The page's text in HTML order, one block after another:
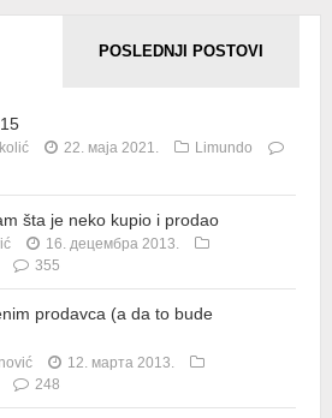
POSLEDNJI POSTOVI
22. маја 2021.
Limundo
šta je neko kupio i prodao
16. децембра 2013.
355
prodavca (a da to bude
12. марта 2013.
248